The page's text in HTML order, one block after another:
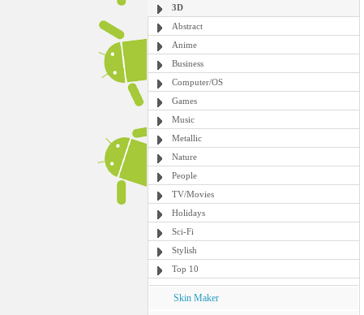
3D
Abstract
Anime
Business
Computer/OS
Games
Music
Metallic
Nature
People
TV/Movies
Holidays
Sci-Fi
Stylish
Top 10
Skin Maker